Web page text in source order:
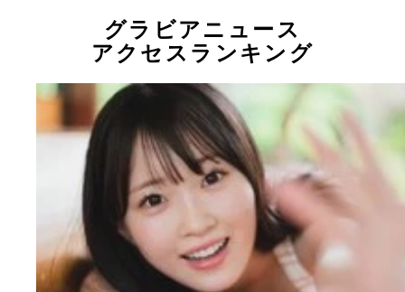
グラビアニュース
アクセスランキング